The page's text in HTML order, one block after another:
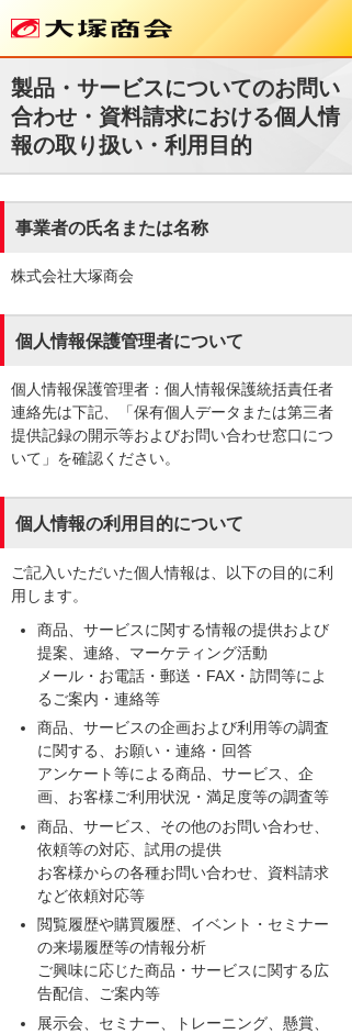
製品・サービスについてのお問い
合わせ・資料請求における個人情
報の取り扱い・利用目的
事業者の氏名または名称
株式会社大塚商会
個人情報保護管理者について
個人情報保護管理者：個人情報保護統括責任者
連絡先は下記、「保有個人データまたは第三者
提供記録の開示等およびお問い合わせ窓口につ
いて」を確認ください。
個人情報の利用目的について
ご記入いただいた個人情報は、以下の目的に利
用します。
商品、サービスに関する情報の提供および
提案、連絡、マーケティング活動
メール・お電話・郵送・FAX・訪問等によ
るご案内・連絡等
商品、サービスの企画および利用等の調査
に関する、お願い・連絡・回答
アンケート等による商品、サービス、企
画、お客様ご利用状況・満足度等の調査等
商品、サービス、その他のお問い合わせ、
依頼等の対応、試用の提供
お客様からの各種お問い合わせ、資料請求
など依頼対応等
閲覧履歴や購買履歴、イベント・セミナー
の来場履歴等の情報分析
ご興味に応じた商品・サービスに関する広
告配信、ご案内等
展示会、セミナー、トレーニング、懸賞、